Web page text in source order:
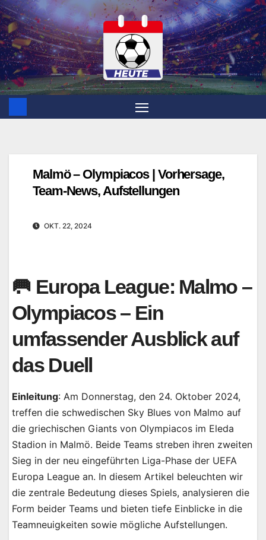
Zum
Inhalt
springen
Malmö – Olympiacos | Vorhersage,
Team-News, Aufstellungen
OKT. 22, 2024
🥅 Europa League: Malmo –
Olympiacos – Ein
umfassender Ausblick auf
das Duell
Einleitung: Am Donnerstag, den 24. Oktober 2024,
treffen die schwedischen Sky Blues von Malmo auf
die griechischen Giants von Olympiacos im Eleda
Stadion in Malmö. Beide Teams streben ihren zweiten
Sieg in der neu eingeführten Liga-Phase der UEFA
Europa League an. In diesem Artikel beleuchten wir
die zentrale Bedeutung dieses Spiels, analysieren die
Form beider Teams und bieten tiefe Einblicke in die
Teamneuigkeiten sowie mögliche Aufstellungen.